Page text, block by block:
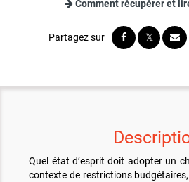
Comment récupérer et
Quel état d’esprit doit adopter un
contexte de restrictions